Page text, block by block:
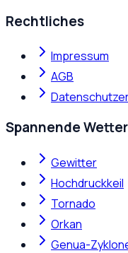
Rechtliches
Impressum
AGB
Spannende
Gewitter
Hochdruckkeil
Tornado
Orkan
Genua-